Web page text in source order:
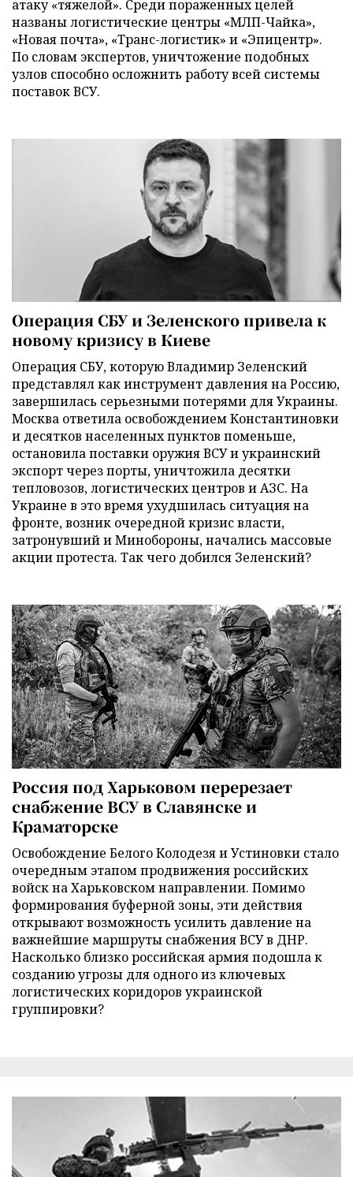
атаку «тяжелой». Среди пораженных целей
названы логистические центры «МЛП-Чайка»,
«Новая почта», «Транс-логистик» и «Эпицентр».
По словам экспертов, уничтожение подобных
узлов способно осложнить работу всей системы
поставок ВСУ.
Операция СБУ и Зеленского привела к
новому кризису в Киеве
Операция СБУ, которую Владимир Зеленский
представлял как инструмент давления на Россию,
завершилась серьезными потерями для Украины.
Москва ответила освобождением Константиновки
и десятков населенных пунктов поменьше,
остановила поставки оружия ВСУ и украинский
экспорт через порты, уничтожила десятки
тепловозов, логистических центров и АЗС. На
Украине в это время ухудшилась ситуация на
фронте, возник очередной кризис власти,
затронувший и Минобороны, начались массовые
акции протеста. Так чего добился Зеленский?
Россия под Харьковом перерезает
снабжение ВСУ в Славянске и
Краматорске
Освобождение Белого Колодезя и Устиновки стало
очередным этапом продвижения российских
войск на Харьковском направлении. Помимо
формирования буферной зоны, эти действия
открывают возможность усилить давление на
важнейшие маршруты снабжения ВСУ в ДНР.
Насколько близко российская армия подошла к
созданию угрозы для одного из ключевых
логистических коридоров украинской
группировки?